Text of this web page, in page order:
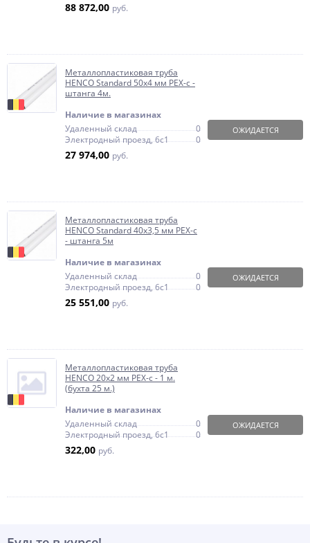
88 872,00 руб.
Металлопластиковая труба
HENCO Standard 50х4 мм PEX-c -
штанга 4м.
Наличие в магазинах
Удаленный склад
0
Электродный проезд, 6с1
0
27 974,00 руб.
ОЖИДАЕТСЯ
Металлопластиковая труба
HENCO Standard 40х3,5 мм PEX-c
- штанга 5м
Наличие в магазинах
Удаленный склад
0
Электродный проезд, 6с1
0
25 551,00 руб.
ОЖИДАЕТСЯ
Металлопластиковая труба
HENCO 20х2 мм PEX-c - 1 м.
(бухта 25 м.)
Наличие в магазинах
Удаленный склад
0
Электродный проезд, 6с1
0
322,00 руб.
ОЖИДАЕТСЯ